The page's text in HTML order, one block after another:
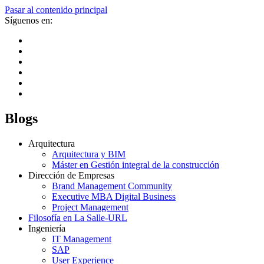
Pasar al contenido principal
Síguenos en:
Blogs
Arquitectura
Arquitectura y BIM
Máster en Gestión integral de la construcción
Dirección de Empresas
Brand Management Community
Executive MBA Digital Business
Project Management
Filosofía en La Salle-URL
Ingeniería
IT Management
SAP
User Experience